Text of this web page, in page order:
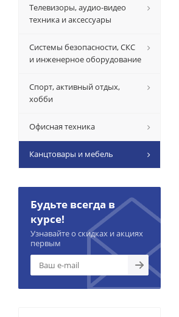
Телевизоры, аудио-видео
техника и аксессуары
Системы безопасности, СКС
и инженерное оборудование
Спорт, активный отдых,
хобби
Офисная техника
Канцтовары и мебель
Будьте всегда в
курсе!
Узнавайте о скидках и акциях
первым